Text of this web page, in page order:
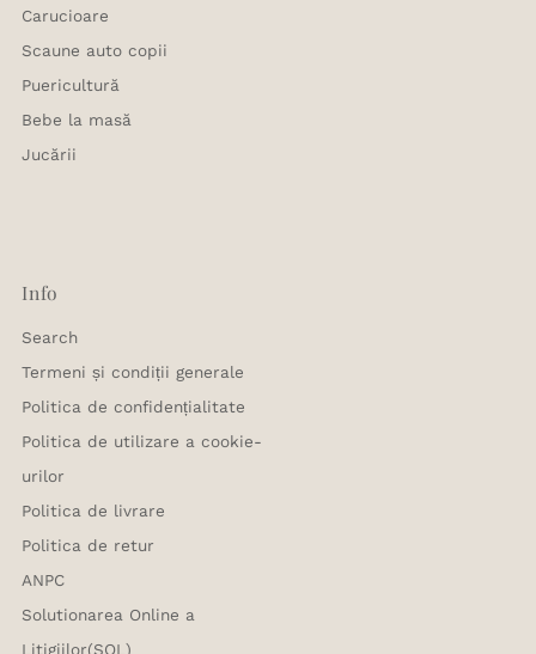
Carucioare
Scaune auto copii
Puericultură
Bebe la masă
Jucării
Info
Search
Termeni și condiții generale
Politica de confidențialitate
Politica de utilizare a cookie-
urilor
Politica de livrare
Politica de retur
ANPC
Solutionarea Online a
Litigiilor(SOL)